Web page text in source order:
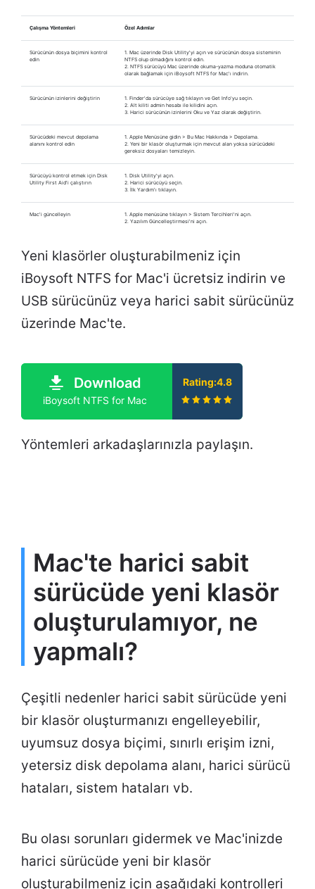
Çalışma Yöntemleri Özel Adımlar
Sürücünün dosya biçimini kontrol
edin
1. Mac üzerinde Disk Utility'yi açın ve sürücünün dosya sisteminin
NTFS olup olmadığını kontrol edin.
2. NTFS sürücüyü Mac üzerinde okuma-yazma moduna otomatik
olarak bağlamak için iBoysoft NTFS for Mac'ı indirin.
Sürücünün izinlerini değiştirin
1. Finder'da sürücüye sağ tıklayın ve Get Info'yu seçin.
2. Alt kiliti admin hesabı ile kilidini açın.
3. Harici sürücünün izinlerini Oku ve Yaz olarak değiştirin.
Sürücüdeki mevcut depolama
alanını kontrol edin
1. Apple Menüsüne gidin > Bu Mac Hakkında > Depolama.
2. Yeni bir klasör oluşturmak için mevcut alan yoksa sürücüdeki
gereksiz dosyaları temizleyin.
Sürücüyü kontrol etmek için Disk
Utility First Aid'i çalıştırın
1. Disk Utility'yi açın.
2. Harici sürücüyü seçin.
3. İlk Yardım'ı tıklayın.
Mac'i güncelleyin
1. Apple menüsüne tıklayın > Sistem Tercihleri'ni açın.
2. Yazılım Güncelleştirmesi'ni açın.
Yeni klasörler oluşturabilmeniz için
iBoysoft NTFS for Mac'i ücretsiz indirin ve
USB sürücünüz veya harici sabit sürücünüz
üzerinde Mac'te.
Download
iBoysoft NTFS for Mac
Rating:4.8
Yöntemleri arkadaşlarınızla paylaşın.
Mac'te harici sabit
sürücüde yeni klasör
oluşturulamıyor, ne
yapmalı?
Çeşitli nedenler harici sabit sürücüde yeni
bir klasör oluşturmanızı engelleyebilir,
uyumsuz dosya biçimi, sınırlı erişim izni,
yetersiz disk depolama alanı, harici sürücü
hataları, sistem hataları vb.
Bu olası sorunları gidermek ve Mac'inizde
harici sürücüde yeni bir klasör
oluşturabilmeniz için aşağıdaki kontrolleri